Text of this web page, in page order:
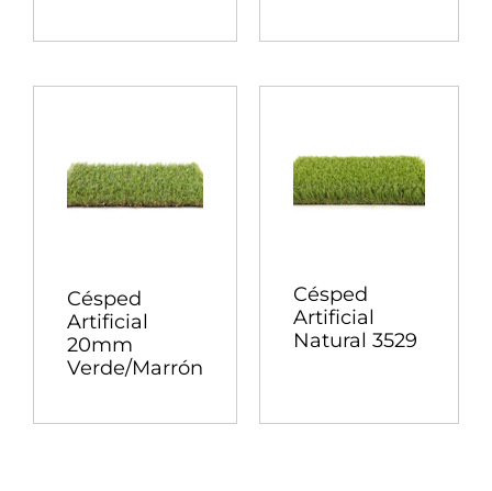
Césped
Artificial
20mm
Verde/Marrón
Césped
Artificial
Natural 3529